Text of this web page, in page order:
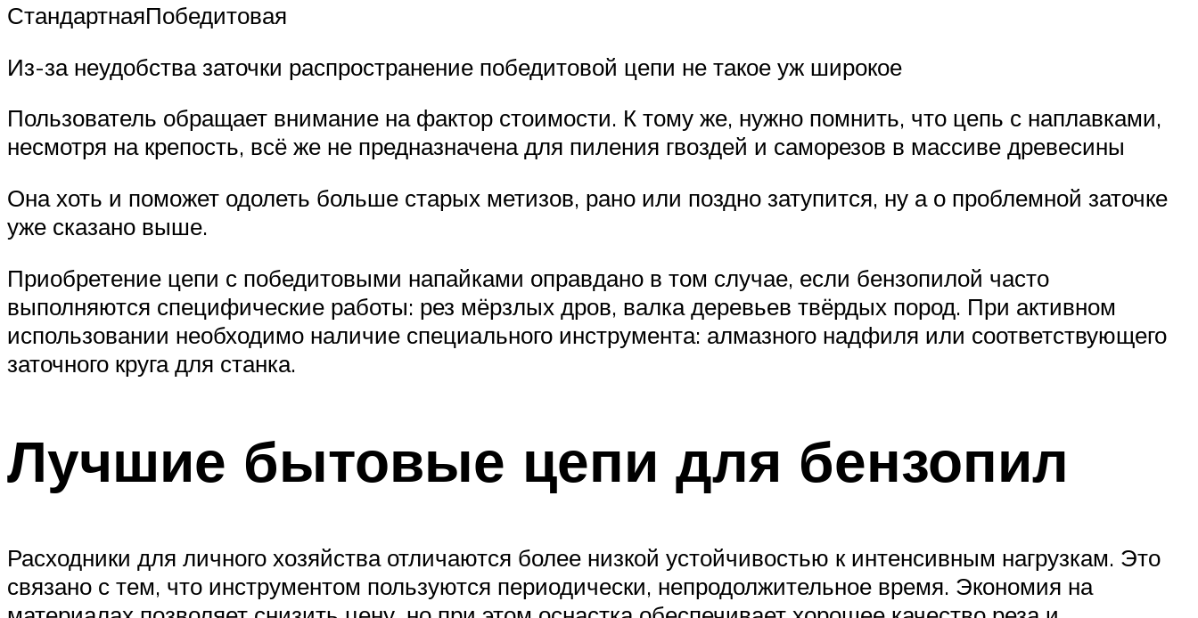
СтандартнаяПобедитовая
Из-за неудобства заточки распространение победитовой цепи не такое уж широкое
Пользователь обращает внимание на фактор стоимости. К тому же, нужно помнить, что цепь с наплавками,
несмотря на крепость, всё же не предназначена для пиления гвоздей и саморезов в массиве древесины
Она хоть и поможет одолеть больше старых метизов, рано или поздно затупится, ну а о проблемной заточке
уже сказано выше.
Приобретение цепи с победитовыми напайками оправдано в том случае, если бензопилой часто
выполняются специфические работы: рез мёрзлых дров, валка деревьев твёрдых пород. При активном
использовании необходимо наличие специального инструмента: алмазного надфиля или соответствующего
заточного круга для станка.
Лучшие бытовые цепи для бензопил
Расходники для личного хозяйства отличаются более низкой устойчивостью к интенсивным нагрузкам. Это
связано с тем, что инструментом пользуются периодически, непродолжительное время. Экономия на